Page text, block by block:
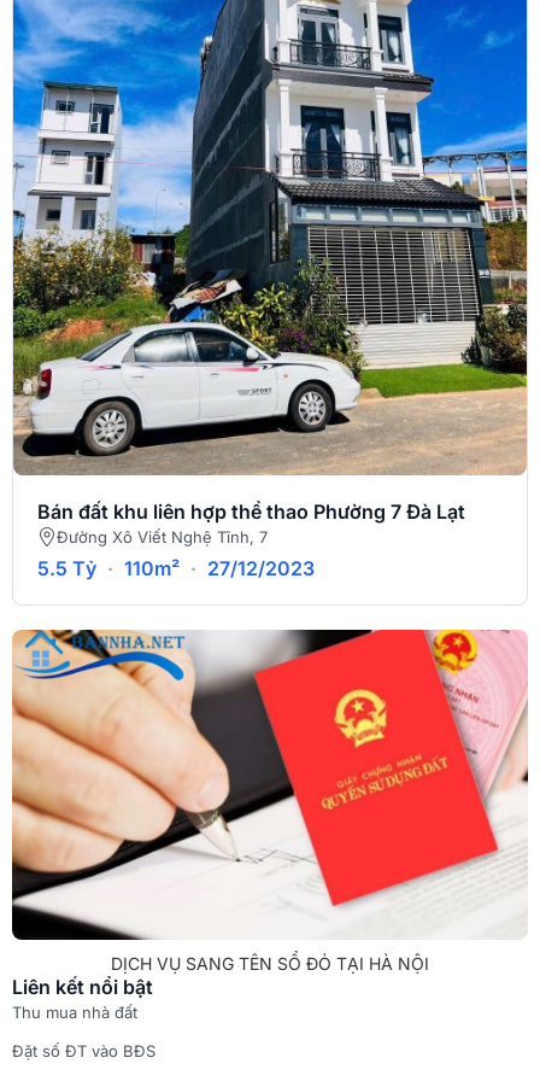
Bán đất khu liên hợp thể thao Phường 7 Đà Lạt
Đường Xô Viết Nghệ Tĩnh, 7
5.5 Tỷ · 110m² · 27/12/2023
DỊCH VỤ SANG TÊN SỔ ĐỎ TẠI HÀ NỘI
Liên kết nổi bật
Thu mua nhà đất
Đặt số ĐT vào BĐS